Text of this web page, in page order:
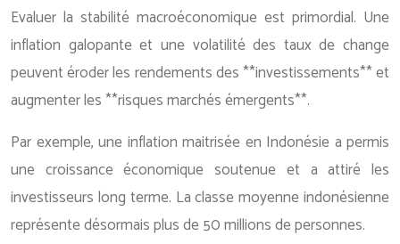
Evaluer la stabilité macroéconomique est primordial. Une
inflation galopante et une volatilité des taux de change
peuvent éroder les rendements des **investissements** et
augmenter les **risques marchés émergents**.
Par exemple, une inflation maitrisée en Indonésie a permis
une croissance économique soutenue et a attiré les
investisseurs long terme. La classe moyenne indonésienne
représente désormais plus de 50 millions de personnes.